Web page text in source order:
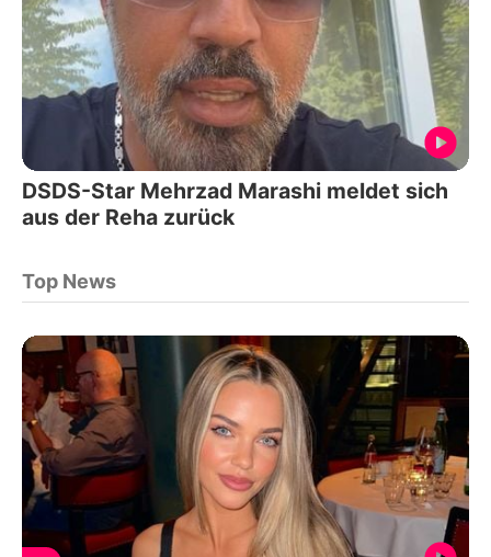
DSDS-Star Mehrzad Marashi meldet sich
aus der Reha zurück
Top News